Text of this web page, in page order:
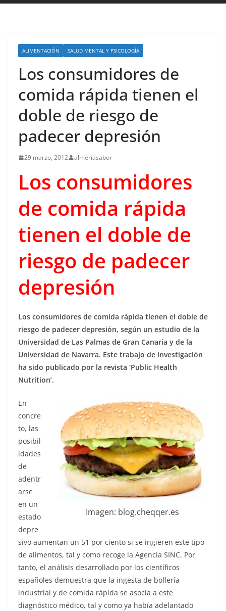
ALIMENTACIÓN SALUD MENTAL Y PSICOLOGÍA
Los consumidores de
comida rápida tienen el
doble de riesgo de
padecer depresión
29 marzo, 2012 almeriasabor
Los consumidores
de comida rápida
tienen el doble de
riesgo de padecer
depresión
Los consumidores de comida rápida tienen el doble de
riesgo de padecer depresión, según un estudio de la
Universidad de Las Palmas de Gran Canaria y de la
Universidad de Navarra. Este trabajo de investigación
ha sido publicado por la revista ‘Public Health
Nutrition’.
Imagen: blog.cheqqer.es
En
concre
to, las
posibil
idades
de
adentr
arse
en un
estado
depre
sivo aumentan un 51 por ciento si se ingieren este tipo
de alimentos, tal y como recoge la Agencia SINC. Por
tanto, el análisis desarrollado por los científicos
españoles demuestra que la ingesta de bollería
industrial y de comida rápida se asocia a este
diagnóstico médico, tal y como ya había adelantado